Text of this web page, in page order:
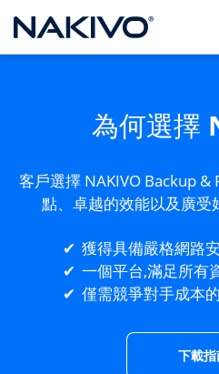
為何選擇
客戶選擇 NAKIVO Backup
點、卓越的效能以及廣受
獲得具備嚴格網路
一個平台,滿足所有
僅需競爭對手成本
下載